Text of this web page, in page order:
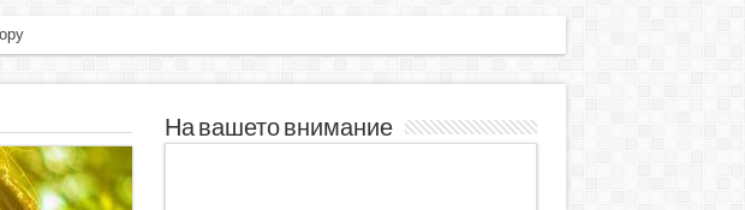
по роботика
На вашето внимание